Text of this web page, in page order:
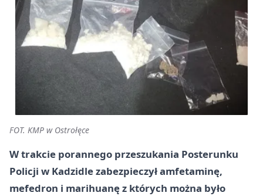
FOT. KMP w Ostrołęce
W trakcie porannego przeszukania Posterunku
Policji w Kadzidle zabezpieczył amfetaminę,
mefedron i marihuanę z których można było